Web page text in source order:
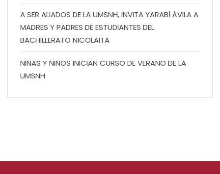
A SER ALIADOS DE LA UMSNH, INVITA YARABÍ ÁVILA A
MADRES Y PADRES DE ESTUDIANTES DEL
BACHILLERATO NICOLAITA
NIÑAS Y NIÑOS INICIAN CURSO DE VERANO DE LA
UMSNH